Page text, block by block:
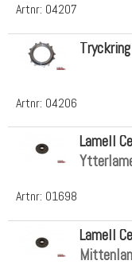
Artnr: 04207
Artnr: 04206
Artnr: 01698
Lamell
Lamell